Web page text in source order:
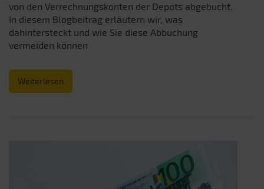
von den Verrechnungskonten der Depots abgebucht.
In diesem Blogbeitrag erläutern wir, was
dahintersteckt und wie Sie diese Abbuchung
vermeiden können
Weiterlesen